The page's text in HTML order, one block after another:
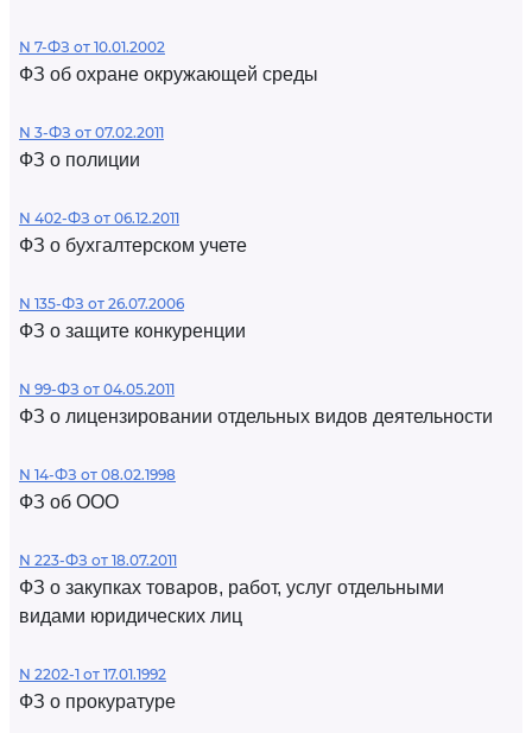
N 7-ФЗ от 10.01.2002
ФЗ об охране окружающей среды
N 3-ФЗ от 07.02.2011
ФЗ о полиции
N 402-ФЗ от 06.12.2011
ФЗ о бухгалтерском учете
N 135-ФЗ от 26.07.2006
ФЗ о защите конкуренции
N 99-ФЗ от 04.05.2011
ФЗ о лицензировании отдельных видов деятельности
N 14-ФЗ от 08.02.1998
ФЗ об ООО
N 223-ФЗ от 18.07.2011
ФЗ о закупках товаров, работ, услуг отдельными
видами юридических лиц
N 2202-1 от 17.01.1992
ФЗ о прокуратуре